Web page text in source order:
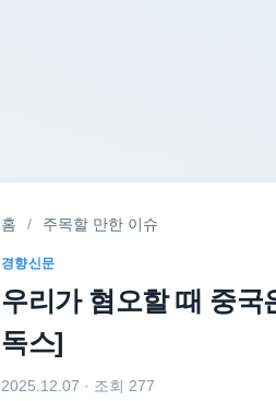
홈 / 주목할 만한 이슈
경향신문
우리가 혐오할 때 중국
독스]
2025.12.07 · 조회 277